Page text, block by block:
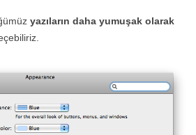
yazıların daha yumuşak olarak